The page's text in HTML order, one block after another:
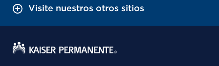
Visite nuestros otros sitios